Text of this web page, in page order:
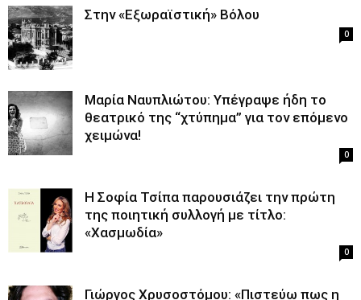
Στην «Εξωραϊστική» Βόλου
0
Μαρία Ναυπλιώτου: Υπέγραψε ήδη το
θεατρικό της “χτύπημα” για τον επόμενο
χειμώνα!
0
H Σοφία Τσίπα παρουσιάζει την πρώτη
της ποιητική συλλογή με τίτλο:
«Χασμωδία»
0
Γιώργος Χρυσοστόμου: «Πιστεύω πως η